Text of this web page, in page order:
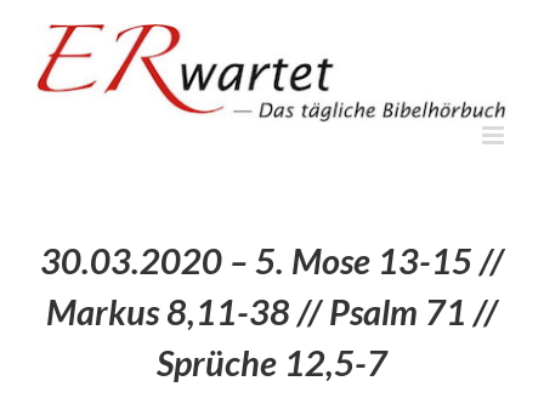
springen
30.03.2020 – 5. Mose 13-15 //
Markus 8,11-38 // Psalm 71 //
Sprüche 12,5-7